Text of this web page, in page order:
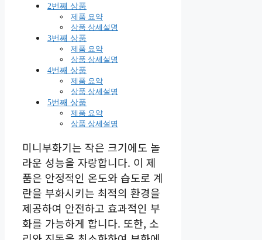
2번째 상품
제품 요약
상품 상세설명
3번째 상품
제품 요약
상품 상세설명
4번째 상품
제품 요약
상품 상세설명
5번째 상품
제품 요약
상품 상세설명
미니부화기는 작은 크기에도 놀
라운 성능을 자랑합니다. 이 제
품은 안정적인 온도와 습도로 계
란을 부화시키는 최적의 환경을
제공하여 안전하고 효과적인 부
화를 가능하게 합니다. 또한, 소